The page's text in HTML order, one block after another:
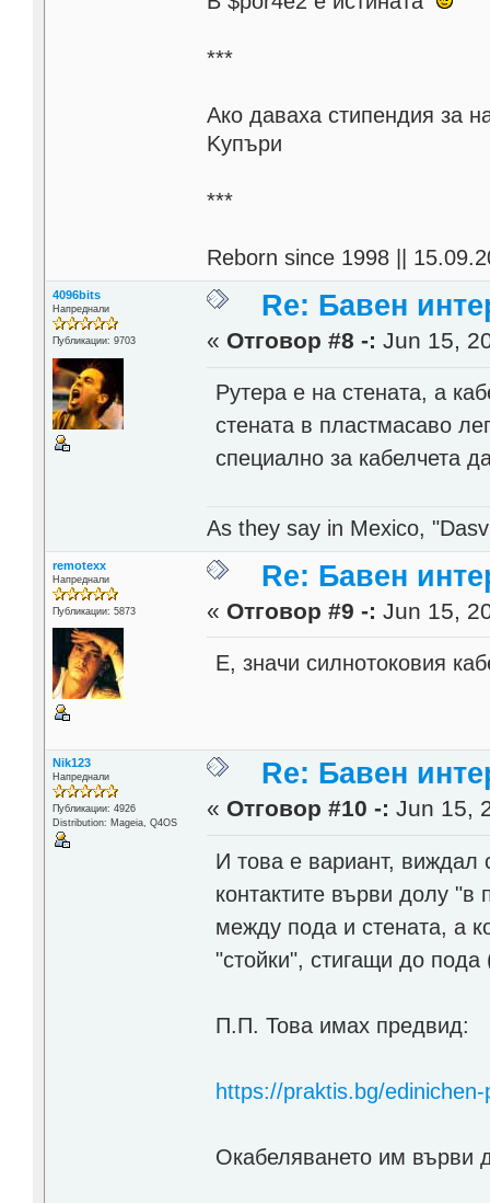
***
Aко даваха стипендия за
Kупъри
***
Reborn since 1998 ||
4096bits
Напреднали
Публикации: 9703
Re: Бавен
« Отговор #8 -: Jun 15,
Рутера е на стената, а
стената в пластмасаво
специално за кабелчета
As they say in Mexico,
remotexx
Напреднали
Публикации: 5873
Re: Бавен
« Отговор #9 -: Jun 15,
Е, значи силнотоковия
Nik123
Напреднали
Публикации: 4926
Distribution: Mageia, Q4OS
Re: Бавен
« Отговор #10 -: Jun 15,
И това е вариант, виждал
контактите върви долу
между пода и стената, а
"стойки", стигащи до пода
П.П. Това имах предвид:
https://praktis.bg/
Окабеляването им върви